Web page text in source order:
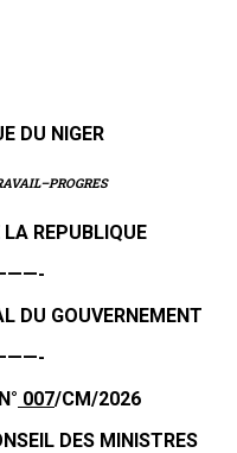
DU NIGER
LA REPUBLIQUE
DU GOUVERNEMENT
007/CM/2026
DES MINISTRES